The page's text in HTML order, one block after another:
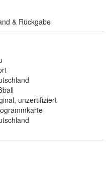
& Rückgabe
unzertifiziert